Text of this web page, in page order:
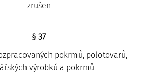
zrušen
§ 37
pokrmů, polotovarů,
výrobků a pokrmů